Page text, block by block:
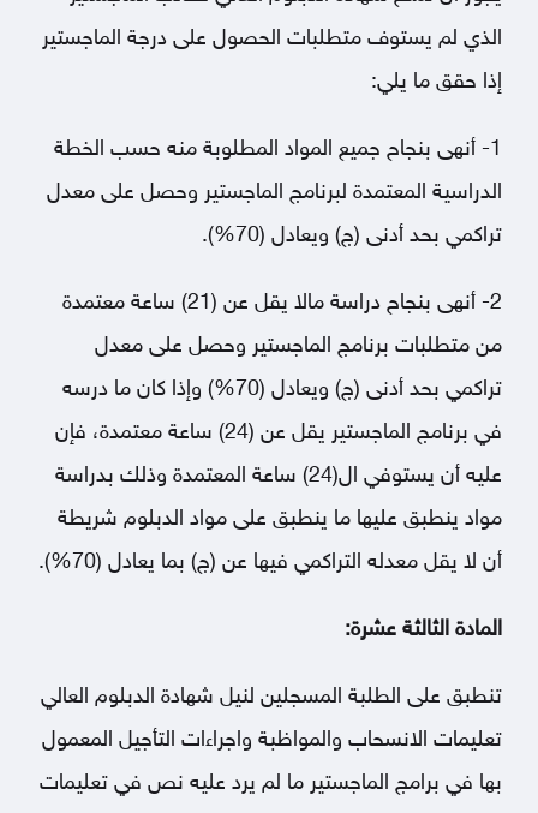
الذي لم يستوف متطلبات الحصول على درجة الماجستير
إذا حقق ما يلي:
1- أنهى بنجاح جميع المواد المطلوبة منه حسب الخطة
الدراسية المعتمدة لبرنامج الماجستير وحصل على معدل
تراكمي بحد أدنى (ج) ويعادل (70%).
2- أنهى بنجاح دراسة مالا يقل عن (21) ساعة معتمدة
من متطلبات برنامج الماجستير وحصل على معدل
تراكمي بحد أدنى (ج) ويعادل (70%) وإذا كان ما درسه
في برنامج الماجستير يقل عن (24) ساعة معتمدة، فإن
عليه أن يستوفي ال(24) ساعة المعتمدة وذلك بدراسة
مواد ينطبق عليها ما ينطبق على مواد الدبلوم شريطة
أن لا يقل معدله التراكمي فيها عن (ج) بما يعادل (70%).
المادة الثالثة عشرة:
تنطبق على الطلبة المسجلين لنيل شهادة الدبلوم العالي
تعليمات الانسحاب والمواظبة واجراءات التأجيل المعمول
بها في برامج الماجستير ما لم يرد عليه نص في تعليمات